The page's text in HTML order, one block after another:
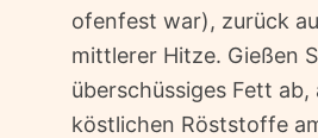
ofenfest war), zurück
mittlerer Hitze. Gießen
überschüssiges Fett ab,
köstlichen Röststoffe